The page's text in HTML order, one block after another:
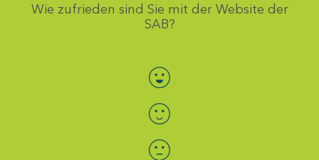
Wie zufrieden sind Sie mit der Website der
SAB?
Bewertung auswählen